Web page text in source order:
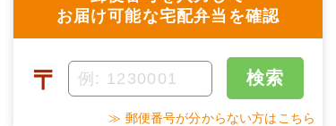
お届け可能な宅配弁当を確認
〒 検索
≫ 郵便番号が分からない方はこちら